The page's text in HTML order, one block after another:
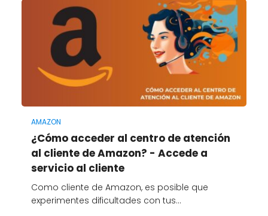
AMAZON
¿Cómo acceder al centro de atención
al cliente de Amazon? - Accede a
servicio al cliente
Como cliente de Amazon, es posible que
experimentes dificultades con tus…